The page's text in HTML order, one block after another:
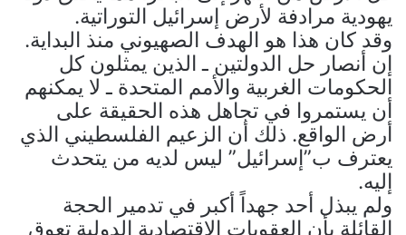
يهودية مرادفة لأرض إسرائيل التوراتية.
وقد كان هذا هو الهدف الصهيوني منذ البداية.
إن أنصار حل الدولتين ـ الذين يمثلون كل
الحكومات الغربية والأمم المتحدة ـ لا يمكنهم
أن يستمروا في تجاهل هذه الحقيقة على
أرض الواقع. ذلك أن الزعيم الفلسطيني الذي
يعترف ب”إسرائيل” ليس لديه من يتحدث
إليه.
ولم يبذل أحد جهداً أكبر في تدمير الحجة
القائلة بأن العقوبات الاقتصادية الدولية تعوق